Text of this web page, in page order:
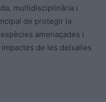
multidisciplinària i
de protegir la
amenaçades i
de les deixalles